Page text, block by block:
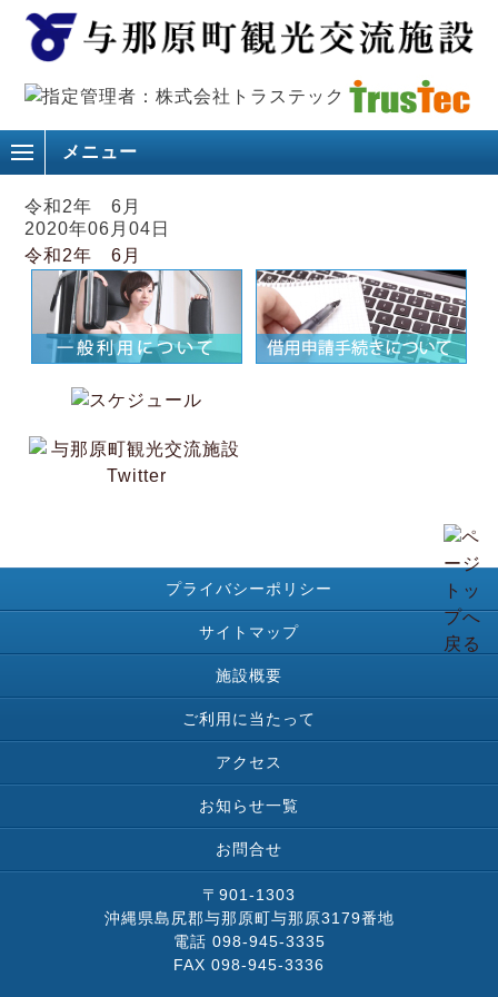
メニュー
令和2年 6月
2020年06月04日
令和2年 6月
プライバシーポリシー
サイトマップ
施設概要
ご利用に当たって
アクセス
お知らせ一覧
お問合せ
〒901-1303
沖縄県島尻郡与那原町与那原3179番地
電話 098-945-3335
FAX 098-945-3336